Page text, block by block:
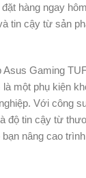
hàng ngay
tin cậy từ sản
Asus Gaming
một phụ kiện
Với công
độ tin cậy từ
nâng cao